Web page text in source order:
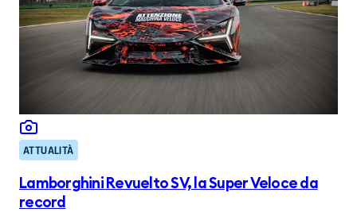
ATTUALITÀ
Lamborghini Revuelto SV, la Super Veloce da
record